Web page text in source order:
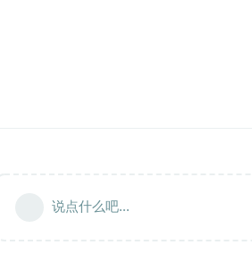
说点什么吧...